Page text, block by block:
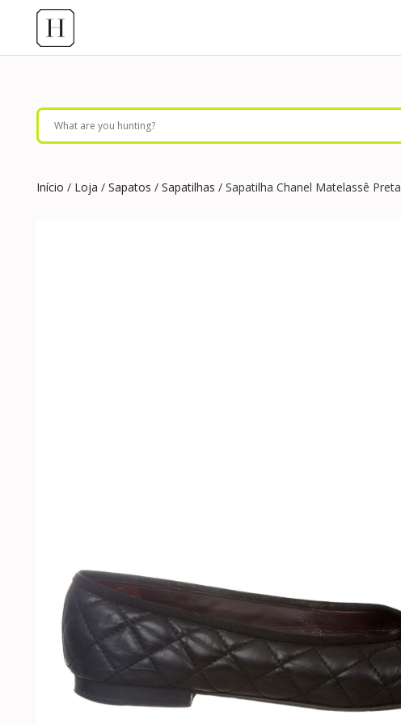
Início / Loja / Sapatos / Sapatilhas / Sapatilha Chanel Matelassê Preta